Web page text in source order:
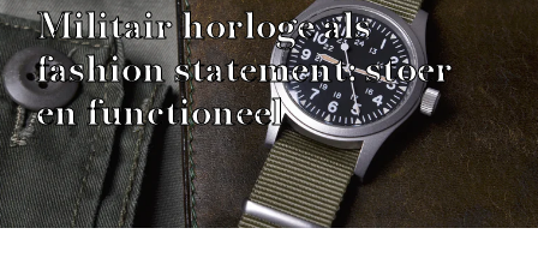
Militair horloge als
fashion statement: stoer
en functioneel